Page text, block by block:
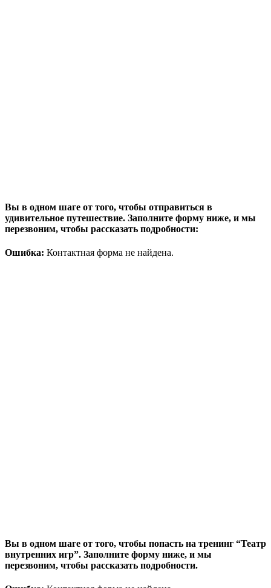
Вы в одном шаге от того, чтобы отправиться в
удивительное путешествие. Заполните форму ниже, и мы
перезвоним, чтобы рассказать подробности:
Ошибка: Контактная форма не найдена.
Вы в одном шаге от того, чтобы попасть на тренинг “Театр
внутренних игр”. Заполните форму ниже, и мы
перезвоним, чтобы рассказать подробности.